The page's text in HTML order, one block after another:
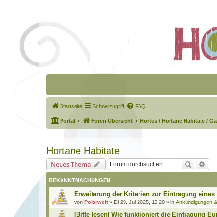
Startseite Schnellzugriff FAQ
Portal Foren-Übersicht Hortus / Hortane Habitate /
Hortane Habitate
Neues Thema Suche
BEKANNTMACHUNGEN
Erweiterung der Kriterien zur Eintragung eines
von Polarwelt » Di 29. Jul 2025, 15:20 » in Ankündigungen
[Bitte lesen] Wie funktioniert die Eintragung